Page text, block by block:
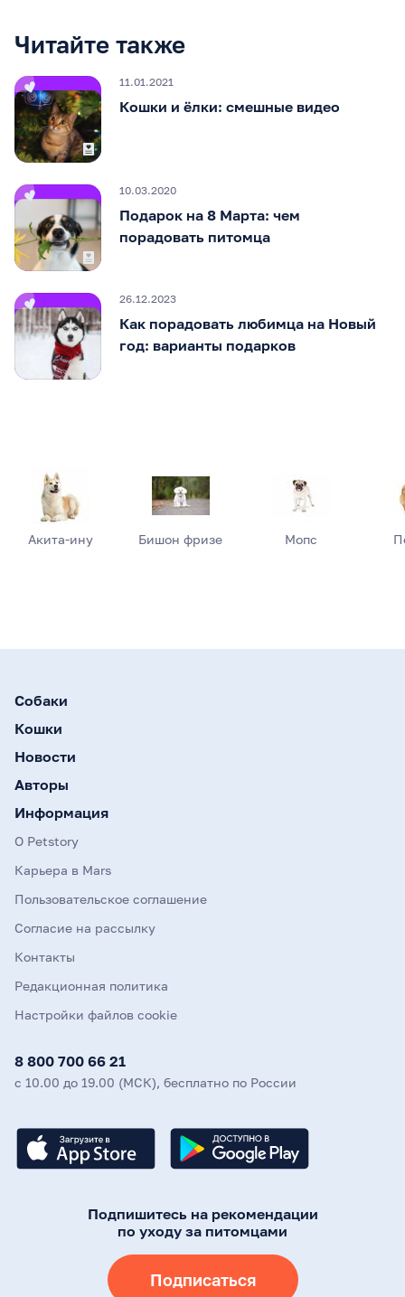
Читайте также
11.01.2021
Кошки и ёлки: смешные видео
10.03.2020
Подарок на 8 Марта: чем
порадовать питомца
26.12.2023
Как порадовать любимца на Новый
год: варианты подарков
Акита-ину Бишон фризе Мопс
Собаки
Кошки
Новости
Авторы
Информация
О Petstory
Карьера в Mars
Пользовательское соглашение
Согласие на рассылку
Контакты
Редакционная политика
Настройки файлов cookie
8 800 700 66 21
с 10.00 до 19.00 (МСК), бесплатно по России
Подпишитесь на рекомендации
по уходу за питомцами
Подписаться